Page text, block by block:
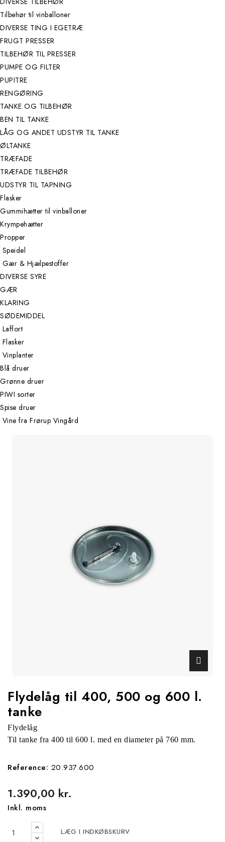
Tilbehør til vinballoner
DIVERSE TING I EGETRÆ
FRUGT PRESSER
TILBEHØR TIL PRESSER
PUMPE OG FILTER
PUPITRE
RENGØRING
TANKE OG TILBEHØR
BEN TIL TANKE
LÅG OG ANDET UDSTYR TIL TANKE
ØLTANKE
TRÆFADE
TRÆFADE TILBEHØR
UDSTYR TIL TAPNING
Flasker
Gummihætter til vinballoner
Krympehætter
Propper
Speidel
Gær & Hjælpestoffer
DIVERSE SYRE
GÆR
KLARING
SØDEMIDDEL
Laffort
Flasker
Vinplanter
Blå druer
Grønne druer
PIWI sorter
Spise druer
Vine fra Frørup Vingård
Flydelåg til 400, 500 og 600 l.
tanke
Flydelåg
Til tanke fra 400 til 600 l. med en diameter på 760 mm.
Reference: 20.937.600
1.390,00 kr.
Inkl. moms
LÆG I INDKØBSKURV